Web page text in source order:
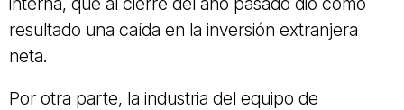
resultado una caída en la inversión extranjera
neta.
Por otra parte, la industria del equipo de